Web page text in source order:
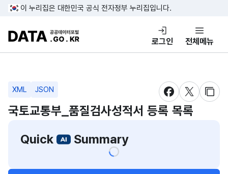
콘텐츠 바로가기
푸터 바로가기
이 누리집은 대한민국 공식 전자정부 누리집입니다.
DATA.GO.KR 공공데이터포털
로그인 전체메뉴
XML JSON
새창 열림새창 열림
새창
국토교통부_품질검사성적서 등록 목록
Quick
Summary